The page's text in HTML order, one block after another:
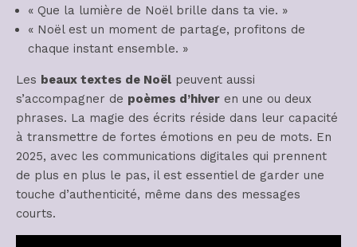
« Que la lumière de Noël brille dans ta vie. »
« Noël est un moment de partage, profitons de
chaque instant ensemble. »
Les beaux textes de Noël peuvent aussi
s’accompagner de poèmes d’hiver en une ou deux
phrases. La magie des écrits réside dans leur capacité
à transmettre de fortes émotions en peu de mots. En
2025, avec les communications digitales qui prennent
de plus en plus le pas, il est essentiel de garder une
touche d’authenticité, même dans des messages
courts.